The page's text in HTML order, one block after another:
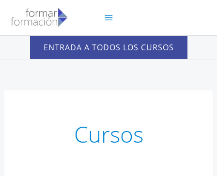
contenido
ENTRADA A TODOS LOS CURSOS
Cursos